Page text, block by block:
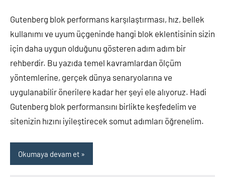
Gutenberg blok performans karşılaştırması, hız, bellek
kullanımı ve uyum üçgeninde hangi blok eklentisinin sizin
için daha uygun olduğunu gösteren adım adım bir
rehberdir. Bu yazıda temel kavramlardan ölçüm
yöntemlerine, gerçek dünya senaryolarına ve
uygulanabilir önerilere kadar her şeyi ele alıyoruz. Hadi
Gutenberg blok performansını birlikte keşfedelim ve
sitenizin hızını iyileştirecek somut adımları öğrenelim.
Okumaya devam et